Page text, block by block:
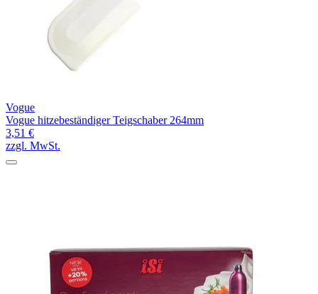
Vogue
Vogue hitzebeständiger Teigschaber 264mm
3,51 €
zzgl. MwSt.